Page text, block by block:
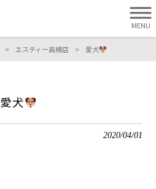
MENU
> エスティー高槻店 > 愛犬
愛犬
2020/04/01